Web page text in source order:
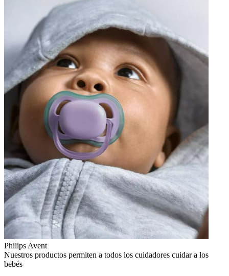
Philips Avent
Nuestros productos permiten a todos los cuidadores cuidar a los
bebés